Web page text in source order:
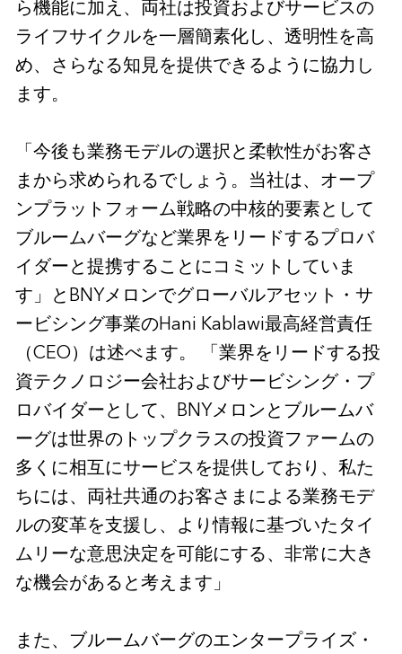
ら機能に加え、両社は投資およびサービスの
ライフサイクルを一層簡素化し、透明性を高
め、さらなる知見を提供できるように協力し
ます。
「今後も業務モデルの選択と柔軟性がお客さ
まから求められるでしょう。当社は、オープ
ンプラットフォーム戦略の中核的要素として
ブルームバーグなど業界をリードするプロバ
イダーと提携することにコミットしていま
す」とBNYメロンでグローバルアセット・サ
ービシング事業のHani Kablawi最高経営責任
（CEO）は述べます。 「業界をリードする投
資テクノロジー会社およびサービシング・プ
ロバイダーとして、BNYメロンとブルームバ
ーグは世界のトップクラスの投資ファームの
多くに相互にサービスを提供しており、私た
ちには、両社共通のお客さまによる業務モデ
ルの変革を支援し、より情報に基づいたタイ
ムリーな意思決定を可能にする、非常に大き
な機会があると考えます」
また、ブルームバーグのエンタープライズ・